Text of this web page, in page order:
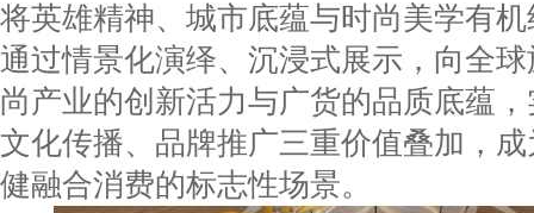
将英雄精神、城市底蕴与时尚美学有
通过情景化演绎、沉浸式展示，向全
尚产业的创新活力与广货的品质底蕴
文化传播、品牌推广三重价值叠加，
健融合消费的标志性场景。